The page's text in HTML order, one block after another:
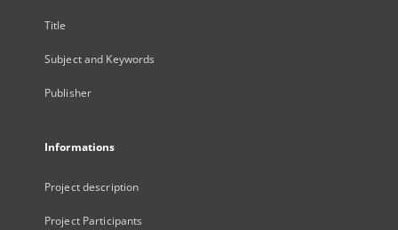
Title
Subject and Keywords
Publisher
Informations
Project description
Project Participants